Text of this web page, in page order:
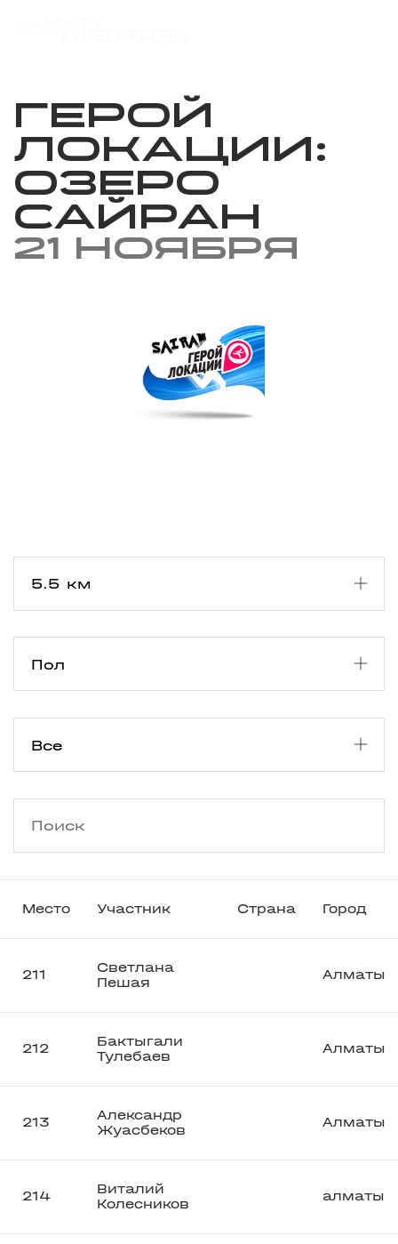
Герой
локации:
Озеро
Сайран
21 ноября
Место Участник Страна Город
211
Светлана
Пешая
Алматы
212
Бактыгали
Тулебаев
Алматы
213
Александр
Жуасбеков
Алматы
214
Виталий
Колесников
алматы